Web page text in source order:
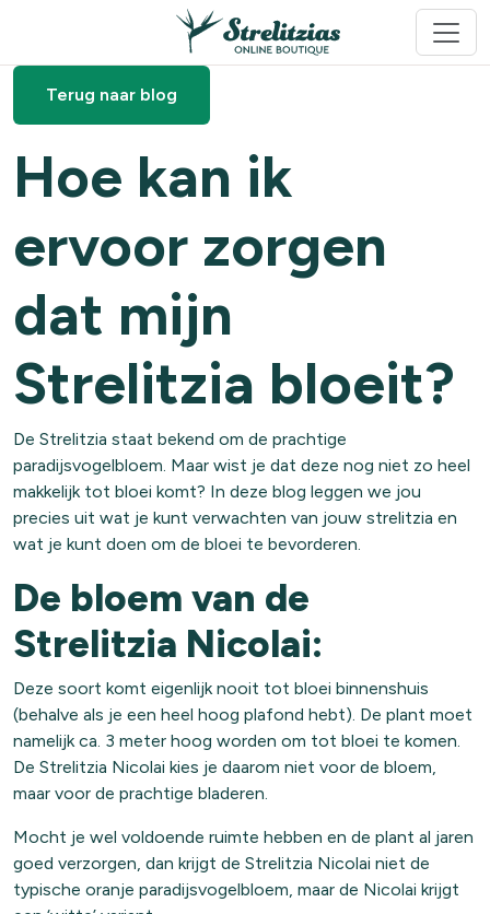
Terug naar blog
Hoe kan ik
ervoor zorgen
dat mijn
Strelitzia bloeit?
De Strelitzia staat bekend om de prachtige
paradijsvogelbloem. Maar wist je dat deze nog niet zo heel
makkelijk tot bloei komt? In deze blog leggen we jou
precies uit wat je kunt verwachten van jouw strelitzia en
wat je kunt doen om de bloei te bevorderen.
De bloem van de
Strelitzia Nicolai:
Deze soort komt eigenlijk nooit tot bloei binnenshuis
(behalve als je een heel hoog plafond hebt). De plant moet
namelijk ca. 3 meter hoog worden om tot bloei te komen.
De Strelitzia Nicolai kies je daarom niet voor de bloem,
maar voor de prachtige bladeren.
Mocht je wel voldoende ruimte hebben en de plant al jaren
goed verzorgen, dan krijgt de Strelitzia Nicolai niet de
typische oranje paradijsvogelbloem, maar de Nicolai krijgt